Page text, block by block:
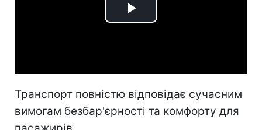
Play
Транспорт повністю відповідає сучасним
вимогам безбар'єрності та комфорту для